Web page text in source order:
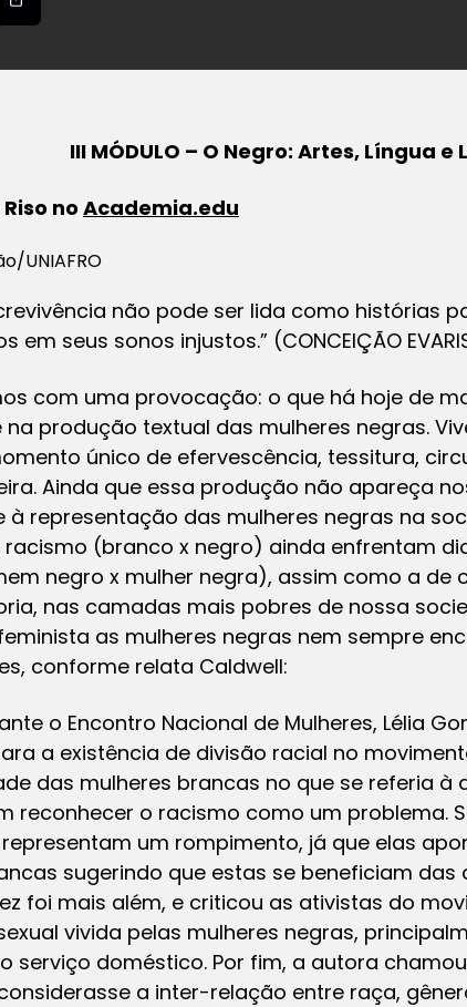
III MÓDULO – O Negro: Artes, Língua e
no Academia.edu
UNIAFRO
não pode ser lida como histórias
em seus sonos injustos.” (CONCEIÇÃO
com uma provocação: o que há hoje de
produção textual das mulheres negras.
único de efervescência, tessitura,
Ainda que essa produção não apareça
à representação das mulheres negras na
racismo (branco x negro) ainda enfrentam
negro x mulher negra), assim como a de
nas camadas mais pobres de nossa
as mulheres negras nem sempre
conforme relata Caldwell:
o Encontro Nacional de Mulheres, Lélia
a existência de divisão racial no
das mulheres brancas no que se referia
reconhecer o racismo como um problema.
um rompimento, já que elas
sugerindo que estas se beneficiam
foi mais além, e criticou as ativistas do
vivida pelas mulheres negras,
serviço doméstico. Por fim, a autora
a inter-relação entre raça, gênero